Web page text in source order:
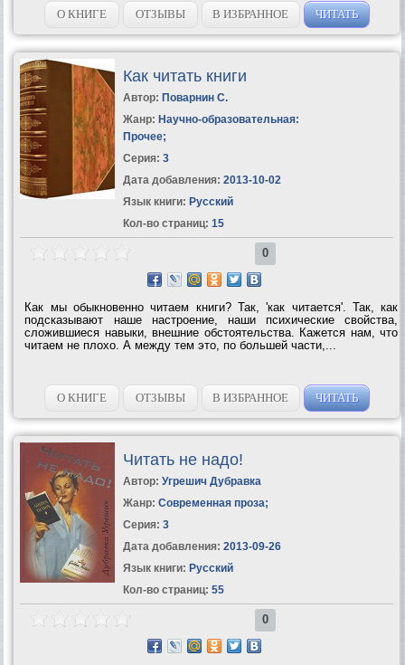
О КНИГЕ
ОТЗЫВЫ В ИЗБРАННОЕ ЧИТАТЬ
Как читать книги
Автор: Поварнин С.
Жанр: Научно-образовательная:
Прочее;
Серия: 3
Дата добавления: 2013-10-02
Язык книги: Русский
Кол-во страниц: 15
0
Как мы обыкновенно читаем книги? Так, 'как читается'. Так, как
подсказывают наше настроение, наши психические свойства,
сложившиеся навыки, внешние обстоятельства. Кажется нам, что
читаем не плохо. А между тем это, по большей части,...
О КНИГЕ ОТЗЫВЫ В ИЗБРАННОЕ ЧИТАТЬ
Читать не надо!
Автор: Угрешич Дубравка
Жанр: Современная проза;
Серия: 3
Дата добавления: 2013-09-26
Язык книги: Русский
Кол-во страниц: 55
0